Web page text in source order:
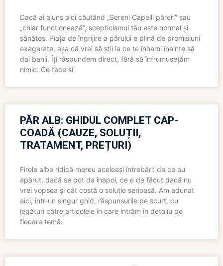
Dacă ai ajuns aici căutând „Sereni Capelli păreri” sau
„chiar funcționează”, scepticismul tău este normal și
sănătos. Piața de îngrijire a părului e plină de promisiuni
exagerate, așa că vrei să știi la ce te înhami înainte să
dai banii. Îți răspundem direct, fără să înfrumusețăm
nimic. Ce face și
PĂR ALB: GHIDUL COMPLET CAP-
COADĂ (CAUZE, SOLUȚII,
TRATAMENT, PREȚURI)
Firele albe ridică mereu aceleași întrebări: de ce au
apărut, dacă se pot da înapoi, ce e de făcut dacă nu
vrei vopsea și cât costă o soluție serioasă. Am adunat
aici, într-un singur ghid, răspunsurile pe scurt, cu
legături către articolele în care intrăm în detaliu pe
fiecare temă.